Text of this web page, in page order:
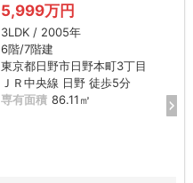
5,999万円
3LDK / 2005年
6階/7階建
東京都日野市日野本町3丁目
ＪＲ中央線 日野 徒歩5分
専有面積 86.11㎡